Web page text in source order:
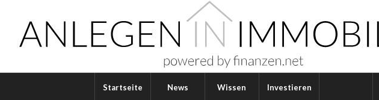
Startseite News Wissen Investieren